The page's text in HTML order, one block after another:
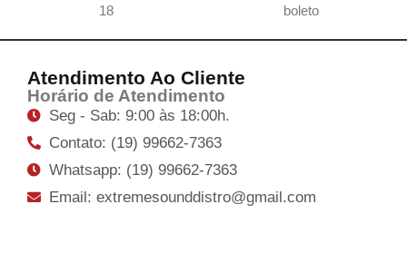
18
boleto
Atendimento Ao Cliente
Horário de Atendimento
Seg - Sab: 9:00 às 18:00h.
Contato: (19) 99662-7363
Whatsapp: (19) 99662-7363
Email: extremesounddistro@gmail.com